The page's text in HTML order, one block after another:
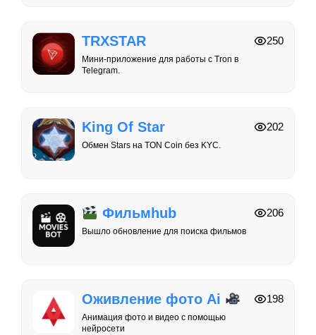
TRXSTAR
Мини-приложение для работы с Tron в
Telegram.
250
King Of Star
Обмен Stars на TON Coin без KYC.
202
Фильмhub
Вышло обновление для поиска фильмов
206
Оживление фото Ai
Анимация фото и видео с помощью
нейросети
198